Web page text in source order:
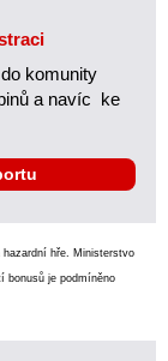
komunity
a navíc ke
hře. Ministerstvo
bonusů je podmíněno